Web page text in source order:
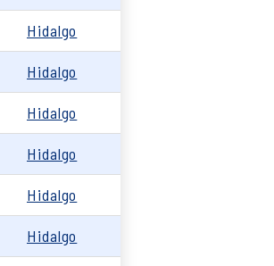
Hidalgo
Hidalgo
Hidalgo
Hidalgo
Hidalgo
Hidalgo